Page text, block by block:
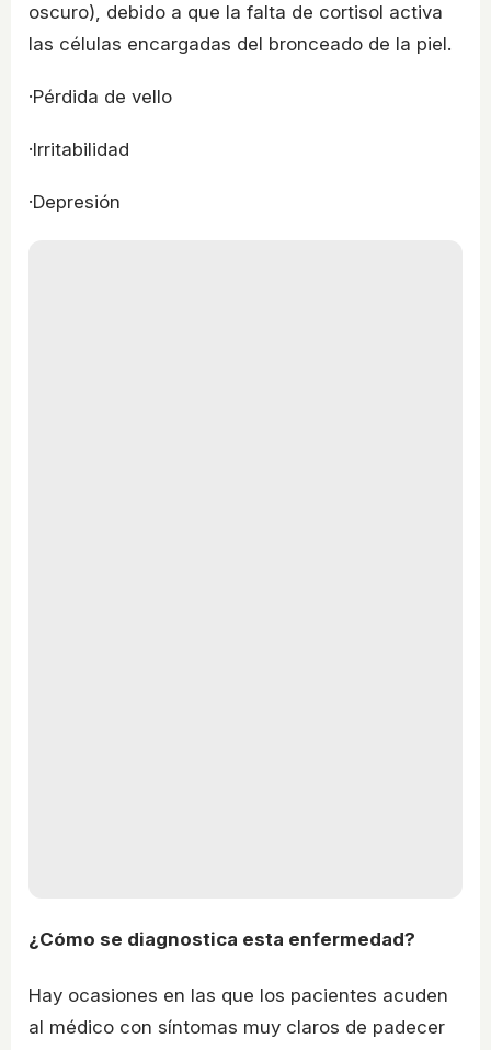
oscuro), debido a que la falta de cortisol activa
las células encargadas del bronceado de la piel.
·Pérdida de vello
·Irritabilidad
·Depresión
¿Cómo se diagnostica esta enfermedad?
Hay ocasiones en las que los pacientes acuden
al médico con síntomas muy claros de padecer